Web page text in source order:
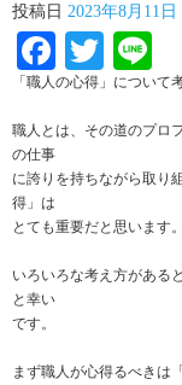
投稿日 2023年8月11日
Facebook
「職人の心得」について
職人とは、その道のプロ
の仕事
に誇りを持ちながら取り
得」は
とても重要だと思います。
いろいろな考え方がある
と幸い
です。
まず職人が心得るべきは